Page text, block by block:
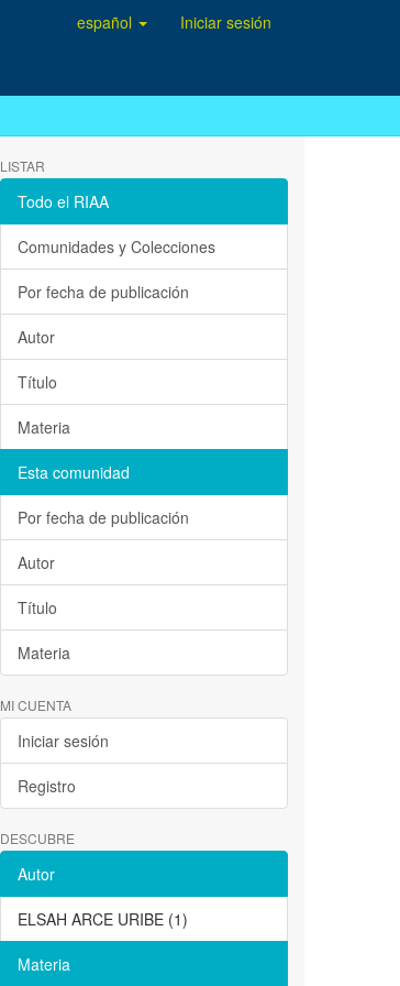
español Iniciar sesión
LISTAR
Todo el RIAA
Comunidades y Colecciones
Por fecha de publicación
Autor
Título
Materia
Esta comunidad
Por fecha de publicación
Autor
Título
Materia
MI CUENTA
Iniciar sesión
Registro
DESCUBRE
Autor
ELSAH ARCE URIBE (1)
Materia